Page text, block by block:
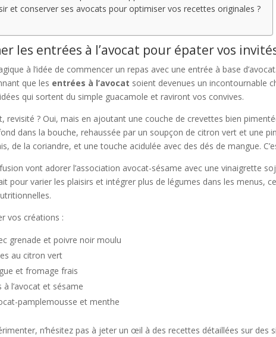
et conserver ses avocats pour optimiser vos recettes originales ?
les entrées à l’avocat pour épater vos
à l’idée de commencer un repas avec une entrée à base
que les entrées à l’avocat soient devenues un incontournable
qui sortent du simple guacamole et raviront vos convives.
revisité ? Oui, mais en ajoutant une couche de crevettes bien
dans la bouche, rehaussée par un soupçon de citron vert et une
de la coriandre, et une touche acidulée avec des dés de mangue.
vont adorer l’association avocat-sésame avec une vinaigrette
pour varier les plaisirs et intégrer plus de légumes dans les
vos créations :
grenade et poivre noir moulu
au citron vert
et fromage frais
à l’avocat et sésame
pamplemousse et menthe
n’hésitez pas à jeter un œil à des recettes détaillées sur des